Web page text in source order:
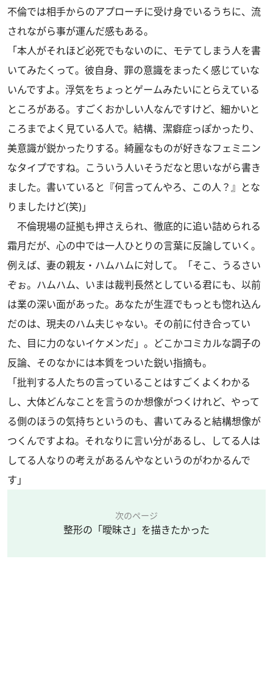
不倫では相手からのアプローチに受け身でいるうちに、流
されながら事が運んだ感もある。
「本人がそれほど必死でもないのに、モテてしまう人を書
いてみたくって。彼自身、罪の意識をまったく感じていな
いんですよ。浮気をちょっとゲームみたいにとらえている
ところがある。すごくおかしい人なんですけど、細かいと
ころまでよく見ている人で。結構、潔癖症っぽかったり、
美意識が鋭かったりする。綺麗なものが好きなフェミニン
なタイプですね。こういう人いそうだなと思いながら書き
ました。書いていると『何言ってんやろ、この人？』とな
りましたけど(笑)」
不倫現場の証拠も押さえられ、徹底的に追い詰められる
霜月だが、心の中では一人ひとりの言葉に反論していく。
例えば、妻の親友・ハムハムに対して。「そこ、うるさい
ぞぉ。ハムハム、いまは裁判長然としている君にも、以前
は業の深い面があった。あなたが生涯でもっとも惚れ込ん
だのは、現夫のハム夫じゃない。その前に付き合ってい
た、目に力のないイケメンだ」。どこかコミカルな調子の
反論、そのなかには本質をついた鋭い指摘も。
「批判する人たちの言っていることはすごくよくわかる
し、大体どんなことを言うのか想像がつくけれど、やって
る側のほうの気持ちというのも、書いてみると結構想像が
つくんですよね。それなりに言い分があるし、してる人は
してる人なりの考えがあるんやなというのがわかるんで
す」
次のページ
整形の「曖昧さ」を描きたかった